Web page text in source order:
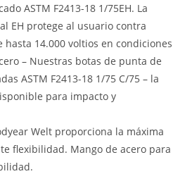
ASTM F2413-18 1/75EH. La
EH protege al usuario contra
14.000 voltios en condiciones
– Nuestras botas de punta de
ASTM F2413-18 1/75 C/75 – la
para impacto y
Welt proporciona la máxima
flexibilidad. Mango de acero para